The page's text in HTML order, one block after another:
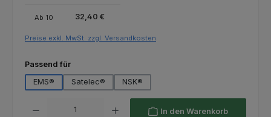
Ab 10 32,40 €
Preise exkl. MwSt. zzgl. Versandkosten
Passend fürauswählen
EMS®
Satelec® NSK®
In den Warenkorb